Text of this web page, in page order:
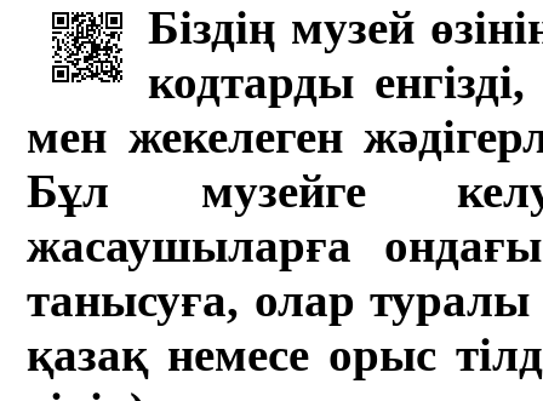
Біздің музей
кодтарды
мен жекелеген
Бұл музейге
жасаушыларға
танысуға, олар туралы
қазақ немесе орыс